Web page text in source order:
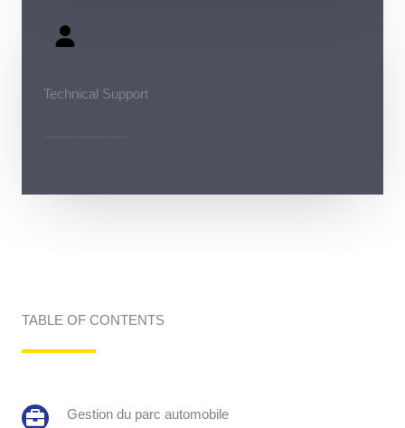
Technical Support
TABLE OF CONTENTS
Gestion du parc automobile